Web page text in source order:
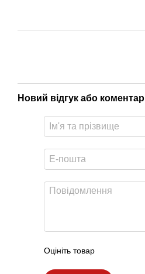
Новий відгук або коментар
Оцініть товар